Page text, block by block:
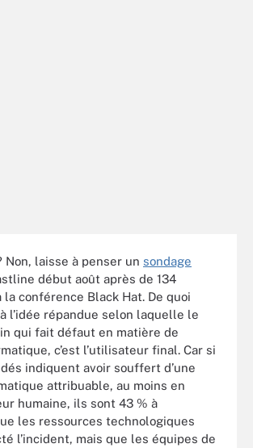
Non, laisse à penser un sondage
début août après de 134
conférence Black Hat. De quoi
l’idée répandue selon laquelle le
qui fait défaut en matière de
c’est l’utilisateur final. Car si
indiquent avoir souffert d’une
attribuable, au moins en
humaine, ils sont 43 % à
les ressources technologiques
l’incident, mais que les équipes de